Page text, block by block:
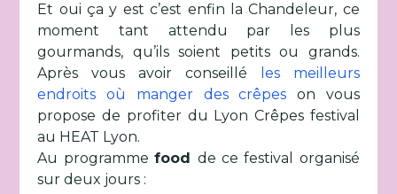
Et oui ça y est c’est enfin la Chandeleur, ce
moment tant attendu par les plus
gourmands, qu’ils soient petits ou grands.
Après vous avoir conseillé
les meilleurs
endroits où manger des crêpes on vous
propose de profiter du Lyon Crêpes festival
au HEAT Lyon.
Au programmefood de ce festival organisé
sur deux jours :